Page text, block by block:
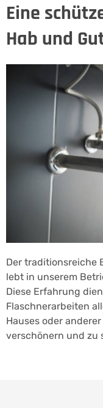
Eine
Hab und
Der traditionsreiche
lebt in unserem
Diese Erfahrung
Flaschnerarbeiten
Hauses oder
verschönern und zu